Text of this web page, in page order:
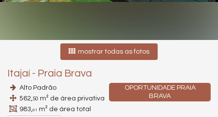
mostrar todas as fotos
Itajaí - Praia Brava
OPORTUNIDADE PRAIA
BRAVA
Alto Padrão
562,50 m² de área privativa
983,01 m² de área total